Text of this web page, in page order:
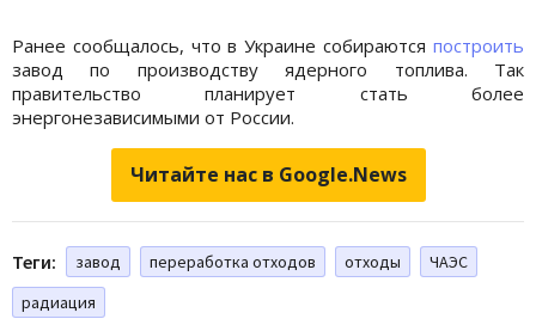
Ранее сообщалось, что в Украине собираются построить
завод по производству ядерного топлива. Так
правительство планирует стать более
энергонезависимыми от России.
Читайте нас в Google.News
Теги: завод переработка отходов отходы
ЧАЭС
радиация